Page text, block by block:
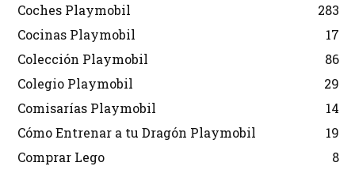
Coches Playmobil
283
Cocinas Playmobil
17
Colección Playmobil
86
Colegio Playmobil
29
Comisarías Playmobil
14
Cómo Entrenar a tu Dragón Playmobil
19
Comprar Lego
8